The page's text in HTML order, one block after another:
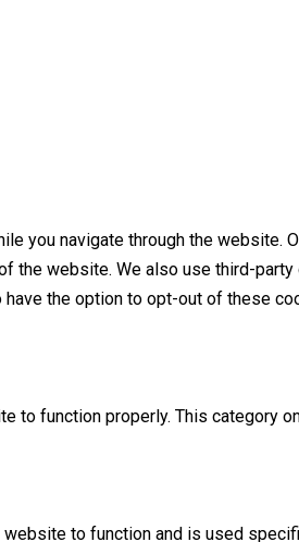
you navigate through the
website. We also use third-
the option to opt-out of these
to function properly. This
to function and is used